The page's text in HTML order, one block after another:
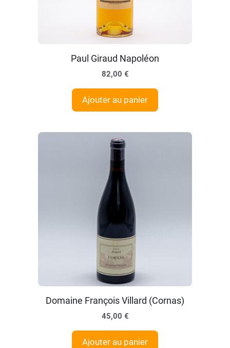
Paul Giraud Napoléon
82,00 €
Ajouter au panier
Domaine François Villard (Cornas)
45,00 €
Ajouter au panier